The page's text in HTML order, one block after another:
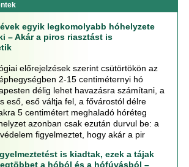
egyik legkomolyabb hóhelyzete
– Akár a piros riasztást is
előrejelzések szerint csütörtökön az
2-15 centiméternyi hó
délig lehet havazásra számítani, a
eső, eső váltja fel, a fővárostól délre
5 centimétert meghaladó hóréteg
azonban csak ezután durvul be: a
figyelmeztet, hogy akár a pir
is kiadtak, ezek a tájak
a hóból és a hófúvásból –